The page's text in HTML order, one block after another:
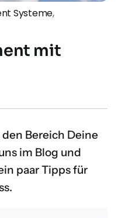
Systeme,
mit
Bereich Deine
im Blog und
paar Tipps für